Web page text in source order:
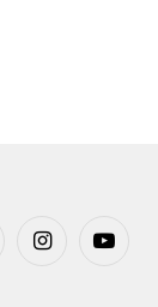
InstagramYouTube